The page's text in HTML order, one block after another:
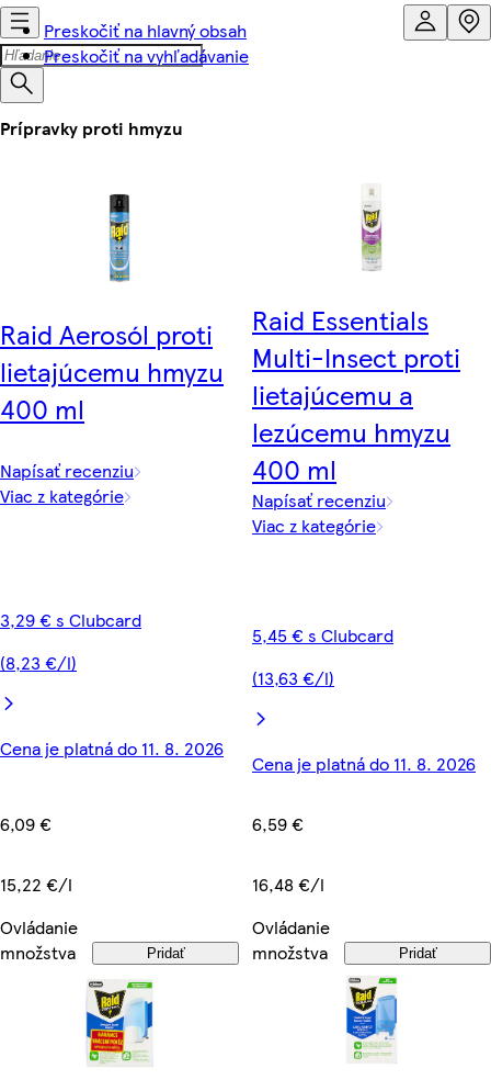
Preskočiť na hlavný obsah
Preskočiť na vyhľadávanie
Prípravky proti hmyzu
Raid Aerosól proti
lietajúcemu hmyzu
400 ml
Napísať recenziu
Viac z kategórie
3,29 € s Clubcard
(8,23 €/l)
Cena je platná do 11. 8. 2026
6,09 €
15,22 €/l
Ovládanie
množstva
Pridať
Raid Essentials
Multi-Insect proti
lietajúcemu a
lezúcemu hmyzu
400 ml
Napísať recenziu
Viac z kategórie
5,45 € s Clubcard
(13,63 €/l)
Cena je platná do 11. 8. 2026
6,59 €
16,48 €/l
Ovládanie
množstva
Pridať